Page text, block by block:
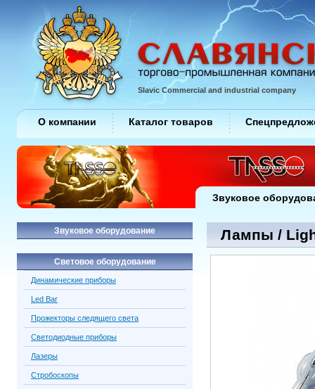
Лампы /
Звуковое оборудование
Световое оборудование
Динамические приборы
Led Bar
Прожекторы следящего света
Светодиодные приборы
Лазеры
Стробоскопы
Slavic Commercial and industrial company
О компании Каталог товаров
Звуковое